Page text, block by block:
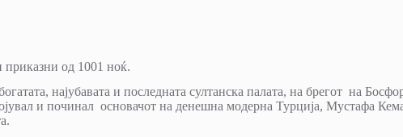
приказни од 1001 ноќ.
најубавата и последната султанска палата, на брегот на
и починал основачот на денешна модерна Турција, Мустафа